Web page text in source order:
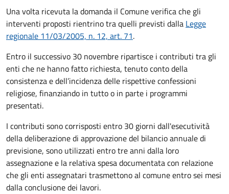
Una volta ricevuta la domanda il Comuneverifica che gli
interventi proposti rientrino tra quelli previsti dalla Legge
regionale 11/03/2005, n. 12, art. 71.
Entro il successivo 30 novembre ripartisce i contributi tra gli
enti che ne hanno fatto richiesta, tenuto conto della
consistenza e dell’incidenza delle rispettive confessioni
religiose, finanziando in tutto o in parte i programmi
presentati.
I contributi sono corrisposti entro 30 giorni dall'esecutività
della deliberazione di approvazione del bilancio annuale di
previsione, sono utilizzati entro tre anni dalla loro
assegnazione e la relativa spesa documentata con relazione
che gli enti assegnatari trasmettono al comune entro sei mesi
dalla conclusione dei lavori.